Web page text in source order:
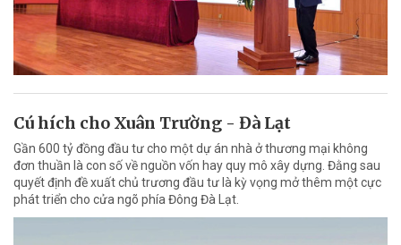
Cú hích cho Xuân Trường - Đà Lạt
Gần 600 tỷ đồng đầu tư cho một dự án nhà ở thương mại không
đơn thuần là con số về nguồn vốn hay quy mô xây dựng. Đằng sau
quyết định đề xuất chủ trương đầu tư là kỳ vọng mở thêm một cực
phát triển cho cửa ngõ phía Đông Đà Lạt.